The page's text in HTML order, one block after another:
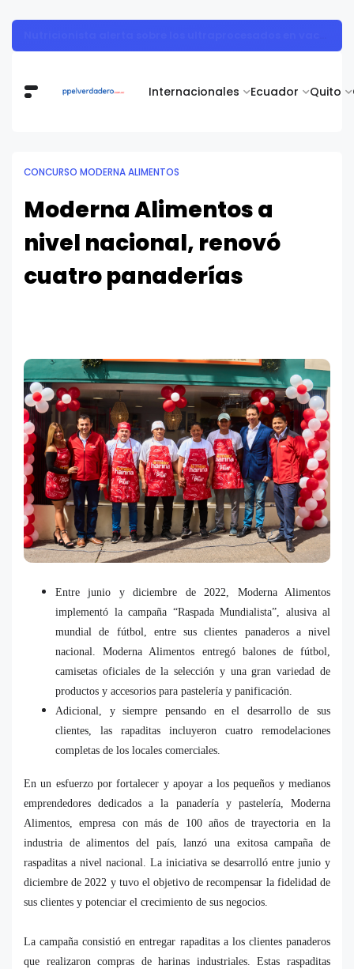
Internacionales Ecuador Quito
CONCURSO MODERNA ALIMENTOS
Moderna Alimentos a
nivel nacional, renovó
cuatro panaderías
Entre junio y diciembre de 2022, Moderna Alimentos
implementó la campaña “Raspada Mundialista”, alusiva al
mundial de fútbol, entre sus clientes panaderos a nivel
nacional. Moderna Alimentos entregó balones de fútbol,
camisetas oficiales de la selección y una gran variedad de
productos y accesorios para pastelería y panificación.
Adicional, y siempre pensando en el desarrollo de sus
clientes, las rapaditas incluyeron cuatro remodelaciones
completas de los locales comerciales.
En un esfuerzo por fortalecer y apoyar a los pequeños y medianos
emprendedores dedicados a la panadería y pastelería, Moderna
Alimentos, empresa con más de 100 años de trayectoria en la
industria de alimentos del país, lanzó una exitosa campaña de
raspaditas a nivel nacional. La iniciativa se desarrolló entre junio y
diciembre de 2022 y tuvo el objetivo de recompensar la fidelidad de
sus clientes y potenciar el crecimiento de sus negocios.
La campaña consistió en entregar rapaditas a los clientes panaderos
que realizaron compras de harinas industriales. Estas raspaditas